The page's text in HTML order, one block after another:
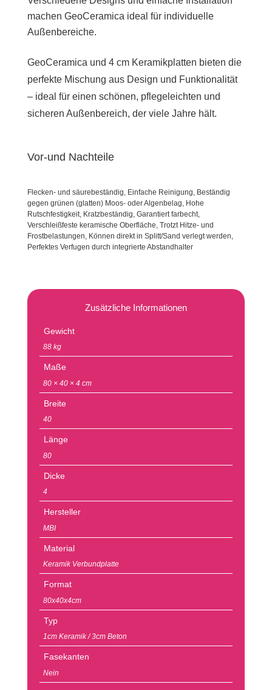
machen GeoCeramica ideal für individuelle
Außenbereiche.
GeoCeramica und 4 cm Keramikplatten bieten die
perfekte Mischung aus Design und Funktionalität
– ideal für einen schönen, pflegeleichten und
sicheren Außenbereich, der viele Jahre hält.
Vor-und Nachteile
Flecken- und säurebeständig, Einfache Reinigung, Beständig
gegen grünen (glatten) Moos- oder Algenbelag, Hohe
Rutschfestigkeit, Kratzbeständig, Garantiert farbecht,
Verschleißfeste keramische Oberfläche, Trotzt Hitze- und
Frostbelastungen, Können direkt in Splitt/Sand verlegt werden,
Perfektes Verfugen durch integrierte Abstandhalter
Zusätzliche Informationen
Gewicht
88 kg
Maße
80 × 40 × 4 cm
Breite
40
Länge
80
Dicke
4
Hersteller
MBI
Material
Keramik Verbundplatte
Format
80x40x4cm
Typ
1cm Keramik / 3cm Beton
Fasekanten
Nein